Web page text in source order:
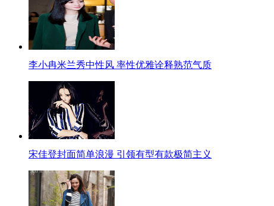
李小冉米兰秀中性风 率性优雅诠释熟范气质
宋佳登封面简单浪漫 引领有型有款极简主义